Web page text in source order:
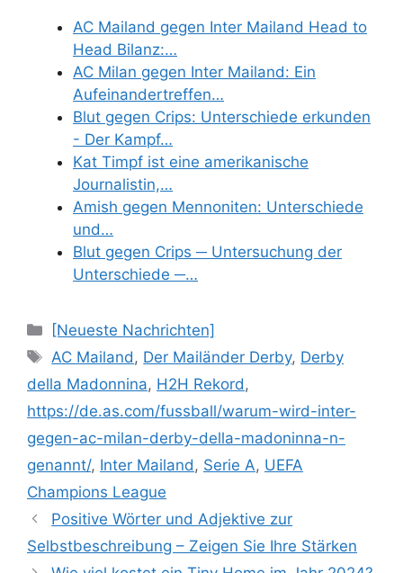
AC Mailand gegen Inter Mailand Head to
Head Bilanz:…
AC Milan gegen Inter Mailand: Ein
Aufeinandertreffen…
Blut gegen Crips: Unterschiede erkunden
- Der Kampf…
Kat Timpf ist eine amerikanische
Journalistin,…
Amish gegen Mennoniten: Unterschiede
und…
Blut gegen Crips ─ Untersuchung der
Unterschiede ─…
Categories
[Neueste Nachrichten]
Tags
AC Mailand , Der Mailänder Derby, Derby
della Madonnina, H2H Rekord ,
https://de.as.com/fussball/warum-wird-inter-
gegen-ac-milan-derby-della-madoninna-n-
genannt/, Inter Mailand , Serie A, UEFA
Champions League
Positive Wörter und Adjektive zur
Selbstbeschreibung – Zeigen Sie Ihre Stärken